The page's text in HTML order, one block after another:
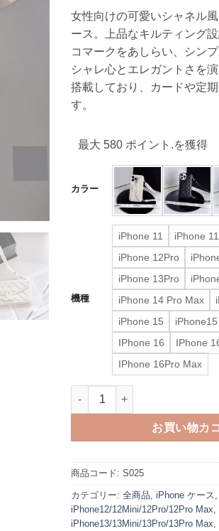
女性向けの可愛いシャネル
ース。上品なキルティング
コマークをあしらい、シン
シャレ心とエレガントさを
搭載しており、カードや定
す。
最大 580 ポイント.を獲得
カラー
機種
iPhone 11 iPhone
iPhone 12Pro
iPhone 13Pro
iPhone 14 Pro Max
iPhone 15
IPhone 16
IPhone
IPhone 16Pro Max
chanel iphone16 ケース ショ
お買い物カ
商品コード: S025
カテゴリー: 全商品 iPhone ケース
iPhone12/12Mini/12Pro/12Pro Max
iPhone13/13Mini/13Pro/13Pro Max